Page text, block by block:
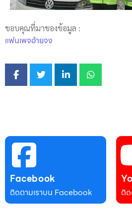
ขอบคุณที่มาของข้อมูล :
แฟนเพจอ้ายจง
Facebook
ติดตามเราบน Facebook ติ